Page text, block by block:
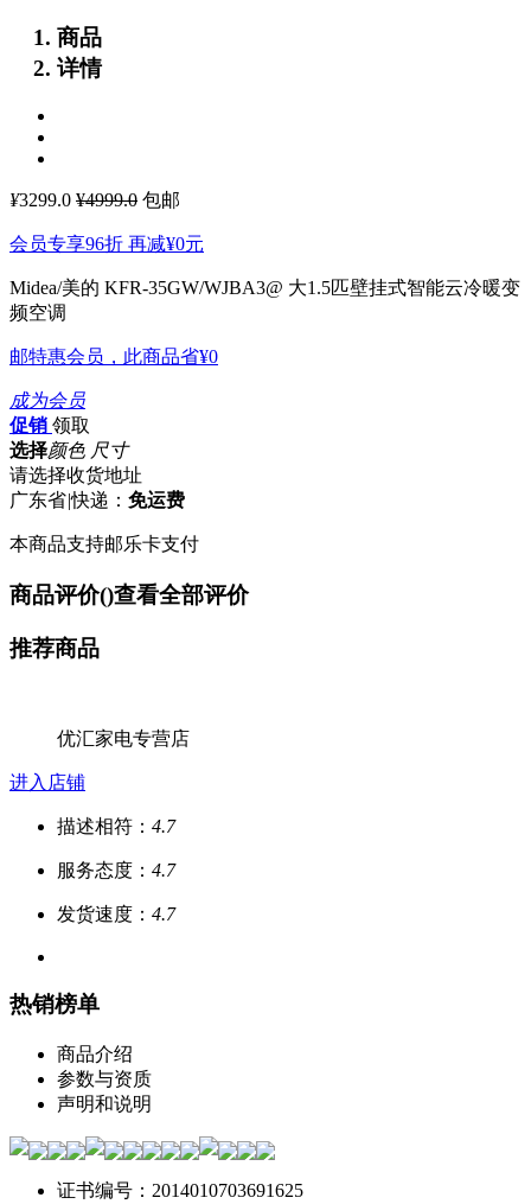
商品
详情
¥3299.0 ¥4999.0 包邮
会员专享96折 再减¥0元
Midea/美的 KFR-35GW/WJBA3@ 大1.5匹壁挂式智能云冷暖变
频空调
邮特惠会员，此商品省¥0
成为会员
促销 领取
选择颜色 尺寸
请选择收货地址
广东省|快递： 免运费
本商品支持邮乐卡支付
商品评价()查看全部评价
推荐商品
优汇家电专营店
进入店铺
描述相符： 4.7
服务态度： 4.7
发货速度： 4.7
热销榜单
商品介绍
参数与资质
声明和说明
证书编号：2014010703691625